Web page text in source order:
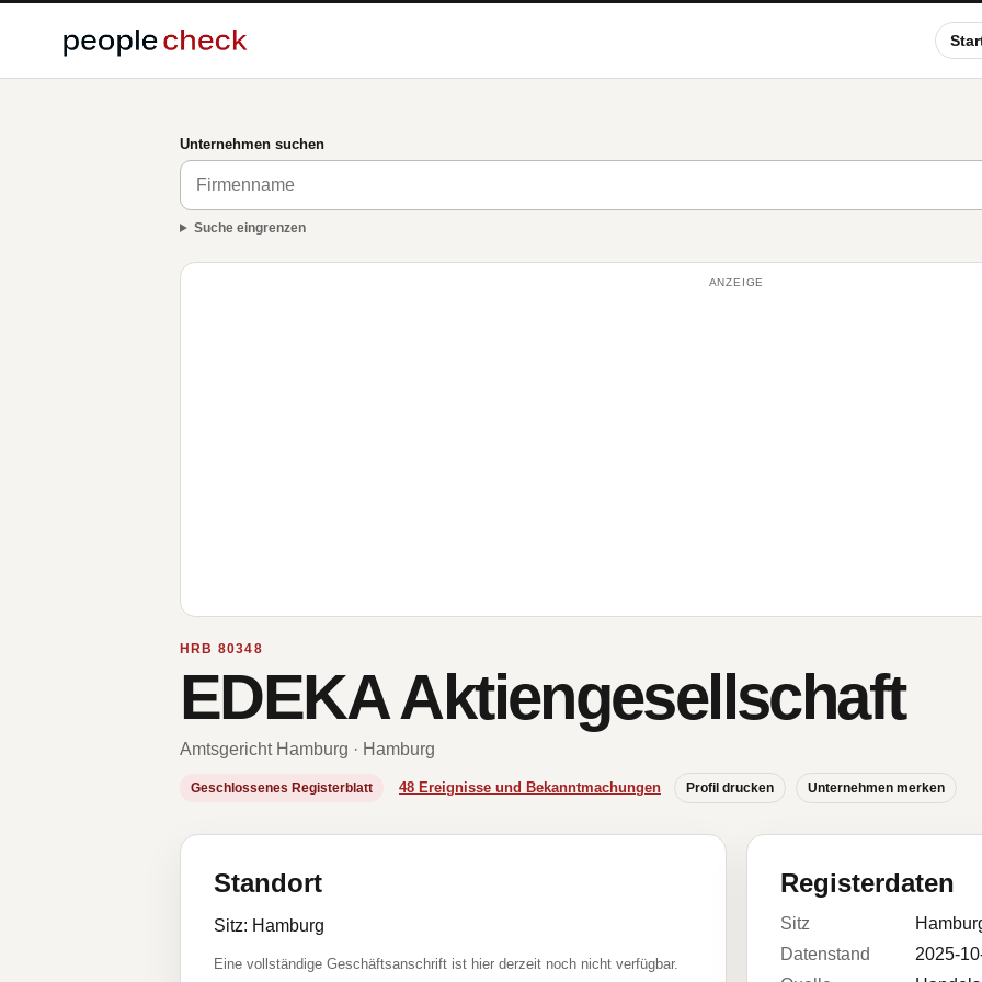
Unternehmen suchen
Suche eingrenzen
ANZEIGE
HRB 80348
EDEKA Aktiengesellschaft
Amtsgericht Hamburg · Hamburg
Geschlossenes Registerblatt 48 Ereignisse und Bekanntmachungen Profil drucken Unternehmen merken
Standort
Sitz: Hamburg
Eine vollständige Geschäftsanschrift ist hier derzeit noch nicht verfügbar.
Registerdaten
Sitz
Datenstand
2025-